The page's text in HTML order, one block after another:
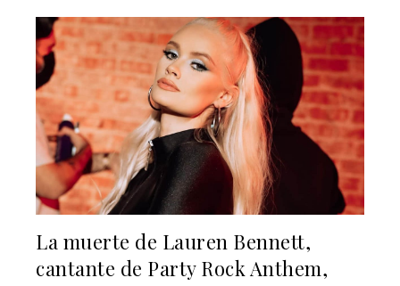
La muerte de Lauren Bennett,
cantante de Party Rock Anthem,